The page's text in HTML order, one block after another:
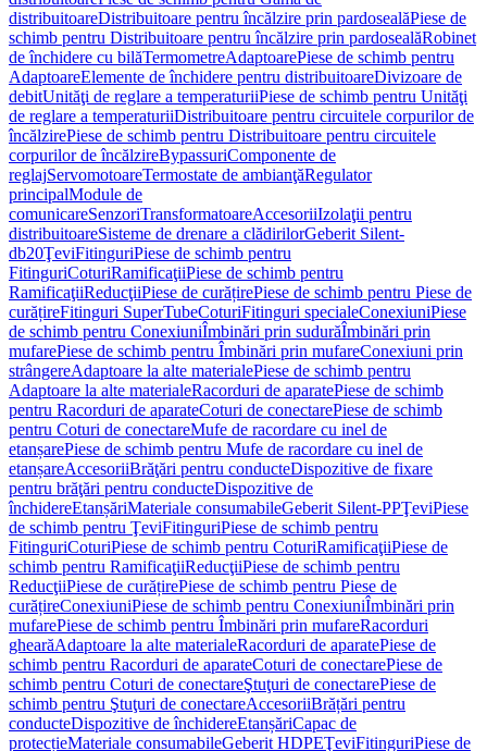
distribuitoareDistribuitoare pentru încălzire prin pardosealăPiese de
schimb pentru Distribuitoare pentru încălzire prin pardosealăRobinet
de închidere cu bilăTermometreAdaptoarePiese de schimb pentru
AdaptoareElemente de închidere pentru distribuitoareDivizoare de
debitUnităţi de reglare a temperaturiiPiese de schimb pentru Unităţi
de reglare a temperaturiiDistribuitoare pentru circuitele corpurilor de
încălzirePiese de schimb pentru Distribuitoare pentru circuitele
corpurilor de încălzireBypassuriComponente de
reglajServomotoareTermostate de ambianţăRegulator
principalModule de
comunicareSenzoriTransformatoareAccesoriiIzolaţii pentru
distribuitoareSisteme de drenare a clădirilorGeberit Silent-
db20ŢeviFitinguriPiese de schimb pentru
FitinguriCoturiRamificaţiiPiese de schimb pentru
RamificaţiiReducţiiPiese de curățirePiese de schimb pentru Piese de
curățireFitinguri SuperTubeCoturiFitinguri specialeConexiuniPiese
de schimb pentru ConexiuniÎmbinări prin sudurăÎmbinări prin
mufarePiese de schimb pentru Îmbinări prin mufareConexiuni prin
strângereAdaptoare la alte materialePiese de schimb pentru
Adaptoare la alte materialeRacorduri de aparatePiese de schimb
pentru Racorduri de aparateCoturi de conectarePiese de schimb
pentru Coturi de conectareMufe de racordare cu inel de
etanșarePiese de schimb pentru Mufe de racordare cu inel de
etanșareAccesoriiBrăţări pentru conducteDispozitive de fixare
pentru brăţări pentru conducteDispozitive de
închidereEtanșăriMateriale consumabileGeberit Silent-PPŢeviPiese
de schimb pentru ŢeviFitinguriPiese de schimb pentru
FitinguriCoturiPiese de schimb pentru CoturiRamificaţiiPiese de
schimb pentru RamificaţiiReducţiiPiese de schimb pentru
ReducţiiPiese de curățirePiese de schimb pentru Piese de
curățireConexiuniPiese de schimb pentru ConexiuniÎmbinări prin
mufarePiese de schimb pentru Îmbinări prin mufareRacorduri
ghearăAdaptoare la alte materialeRacorduri de aparatePiese de
schimb pentru Racorduri de aparateCoturi de conectarePiese de
schimb pentru Coturi de conectareŞtuţuri de conectarePiese de
schimb pentru Ştuţuri de conectareAccesoriiBrățări pentru
conducteDispozitive de închidereEtanșăriCapac de
protecțieMateriale consumabileGeberit HDPEŢeviFitinguriPiese de